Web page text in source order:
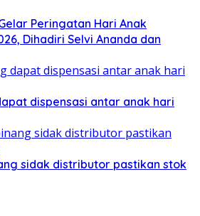
Peringatan Hari Anak
Dihadiri Selvi Ananda dan
dispensasi antar anak hari
sidak distributor pastikan stok